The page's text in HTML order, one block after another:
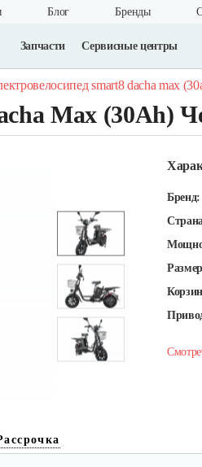
Блог Бренды
Запчасти Сервисные центры
smart8 dacha max
Max (30Ah)
Бренд: